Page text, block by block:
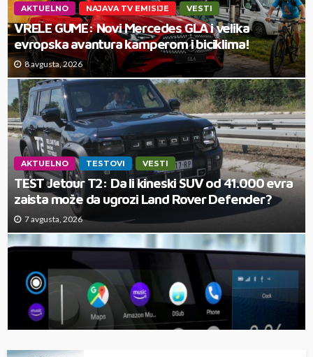
AKTUELNO NAJAVA TV EMISIJE VESTI
VRELE GUME: Novi Mercedes GLA i velika
evropska avantura kamperom i biciklima!
8 avgusta, 2026
AKTUELNO TESTOVI VESTI
TEST Jetour T2: Da li kineski SUV od 41.000 evra
zaista može da ugrozi Land Rover Defender?
7 avgusta, 2026